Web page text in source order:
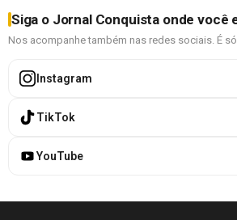
Siga o Jornal Conquista onde você
Nos acompanhe também nas redes sociais. É
Instagram
TikTok
YouTube